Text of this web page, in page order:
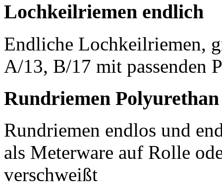
Lochkeilriemen endlich
Endliche Lochkeilriemen,
A/13, B/17 mit passenden
Rundriemen Polyurethan
Rundriemen endlos und
als Meterware auf Rolle
verschweißt